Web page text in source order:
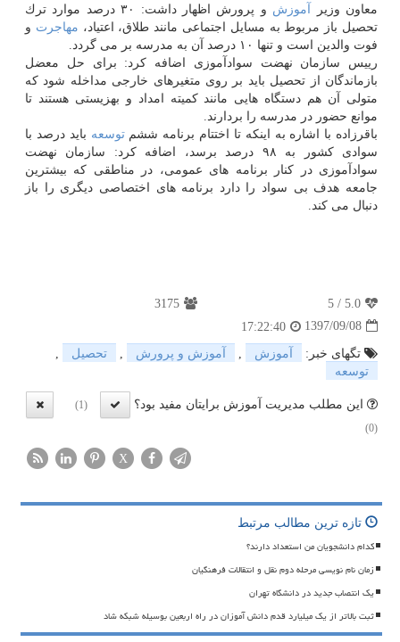
معاون وزیر
آموزش
و پرورش اظهار داشت: ۳۰ درصد موارد ترك
تحصیل باز مربوط به مسایل اجتماعی مانند طلاق، اعتیاد، مهاجرت و
فوت والدین است و تنها ۱۰ درصد آن به مدرسه بر می گردد.
رییس سازمان نهضت سوادآموزی اضافه كرد: برای حل معضل
بازماندگان از تحصیل باید بر روی متغیرهای خارجی مداخله شود كه
متولی آن هم دستگاه هایی مانند كمیته امداد و بهزیستی هستند تا
موانع حضور در مدرسه را بردارند.
باقرزاده با اشاره به اینكه تا اختتام برنامه ششمتوسعه باید درصد با
سوادی كشور به ۹۸ درصد برسد، اضافه كرد: سازمان نهضت
سوادآموزی در كنار برنامه های عمومی، در مناطقی كه بیشترین
جامعه هدف بی سواد را دارد برنامه های اختصاصی دیگری را باز
دنبال می كند.
5.0
/
5
3175
1397/09/08
17:22:40
تگهای خبر:
آموزش , آموزش و پرورش , تحصیل
,
توسعه
این مطلب مدیریت آموزش برایتان مفید بود؟
(1)
(0)
X
تازه ترین مطالب مرتبط
کدام دانشجویان من استعداد دارند؟
زمان نام نویسی مرحله دوم نقل و انتقالات فرهنگیان
یک انتصاب جدید در دانشگاه تهران
ثبت بالاتر از یک میلیارد قدم دانش آموزان در راه اربعین بوسیله شبکه شاد